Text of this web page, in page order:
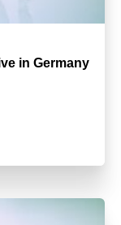
in Germany